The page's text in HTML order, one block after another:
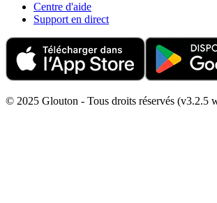
Centre d'aide
Support en direct
© 2025 Glouton - Tous droits réservés (v3.2.5